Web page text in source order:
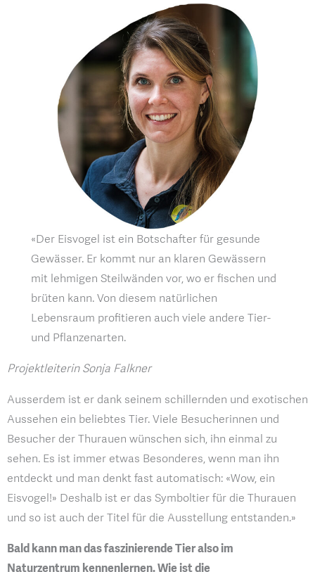
«Der Eisvogel ist ein Botschafter für gesunde
Gewässer. Er kommt nur an klaren Gewässern
mit lehmigen Steilwänden vor, wo er fischen und
brüten kann. Von diesem natürlichen
Lebensraum profitieren auch viele andere Tier-
und Pflanzenarten.
Projektleiterin Sonja Falkner
Ausserdem ist er dank seinem schillernden und exotischen
Aussehen ein beliebtes Tier. Viele Besucherinnen und
Besucher der Thurauen wünschen sich, ihn einmal zu
sehen. Es ist immer etwas Besonderes, wenn man ihn
entdeckt und man denkt fast automatisch: «Wow, ein
Eisvogel!» Deshalb ist er das Symboltier für die Thurauen
und so ist auch der Titel für die Ausstellung entstanden.»
Bald kann man das faszinierende Tier also im
Naturzentrum kennenlernen. Wie ist die